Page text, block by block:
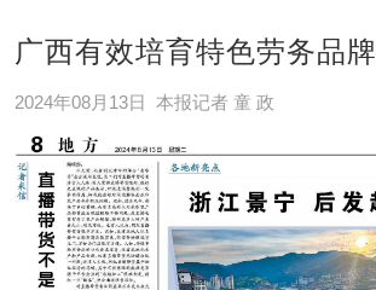
广西有效培育特色劳务品牌
2024年08月13日 本报记者 童 政